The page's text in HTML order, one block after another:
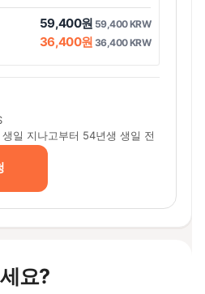
59,400원 59,400 KRW
36,400원 36,400 KRW
일 지나고부터 54년생 생일 전
요?